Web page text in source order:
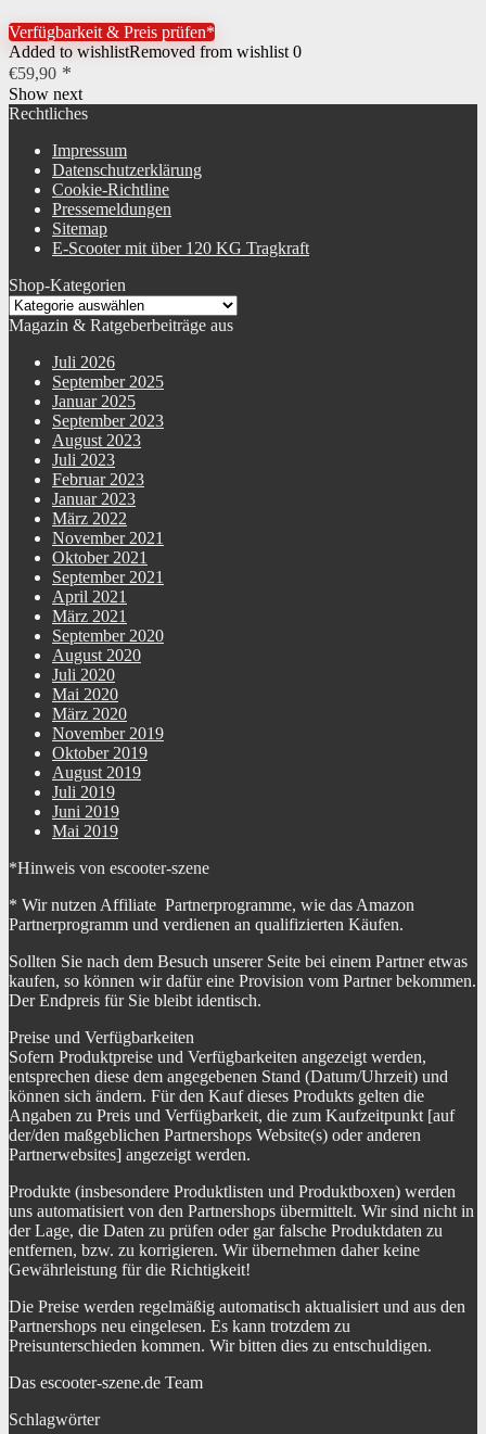
Verfügbarkeit & Preis prüfen*
Added to wishlistRemoved from wishlist 0
€59,90
Show next
Rechtliches
Impressum
Datenschutzerklärung
Cookie-Richtline
Pressemeldungen
Sitemap
E-Scooter mit über 120 KG Tragkraft
Shop-Kategorien
Magazin & Ratgeberbeiträge aus
Juli 2026
September 2025
Januar 2025
September 2023
August 2023
Juli 2023
Februar 2023
Januar 2023
März 2022
November 2021
Oktober 2021
September 2021
April 2021
März 2021
September 2020
August 2020
Juli 2020
Mai 2020
März 2020
November 2019
Oktober 2019
August 2019
Juli 2019
Juni 2019
Mai 2019
*Hinweis von escooter-szene
* Wir nutzen Affiliate Partnerprogramme, wie das Amazon
Partnerprogramm und verdienen an qualifizierten Käufen.
Sollten Sie nach dem Besuch unserer Seite bei einem Partner etwas
kaufen, so können wir dafür eine Provision vom Partner bekommen.
Der Endpreis für Sie bleibt identisch.
Preise und Verfügbarkeiten
Sofern Produktpreise und Verfügbarkeiten angezeigt werden,
entsprechen diese dem angegebenen Stand (Datum/Uhrzeit) und
können sich ändern. Für den Kauf dieses Produkts gelten die
Angaben zu Preis und Verfügbarkeit, die zum Kaufzeitpunkt [auf
der/den maßgeblichen Partnershops Website(s) oder anderen
Partnerwebsites] angezeigt werden.
Produkte (insbesondere Produktlisten und Produktboxen) werden
uns automatisiert von den Partnershops übermittelt. Wir sind nicht in
der Lage, die Daten zu prüfen oder gar falsche Produktdaten zu
entfernen, bzw. zu korrigieren. Wir übernehmen daher keine
Gewährleistung für die Richtigkeit!
Die Preise werden regelmäßig automatisch aktualisiert und aus den
Partnershops neu eingelesen. Es kann trotzdem zu
Preisunterschieden kommen. Wir bitten dies zu entschuldigen.
Das escooter-szene.de Team
Schlagwörter